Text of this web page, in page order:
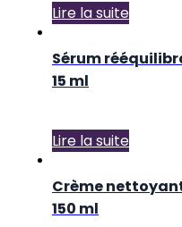
Lire la suite
Sérum
15 ml
Lire la suite
Crème
150 ml